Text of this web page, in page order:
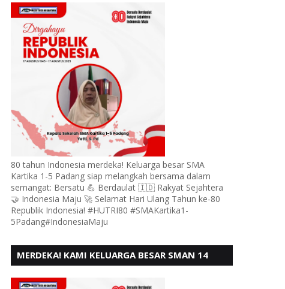
KE - 80, MOTO" BERSATU BERD
80 tahun Indonesia merdeka! Keluarga besar SMA
Kartika 1-5 Padang siap melangkah bersama dalam
semangat: Bersatu 💪 Berdaulat 🇮🇩 Rakyat Sejahtera
🤝 Indonesia Maju 🚀 Selamat Hari Ulang Tahun ke-80
Republik Indonesia! #HUTRI80 #SMAKartika1-
5Padang#IndonesiaMaju
MERDEKA! KAMI KELUARGA BESAR SMAN 14